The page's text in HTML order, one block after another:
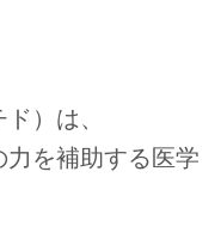
）は、
を補助する医学